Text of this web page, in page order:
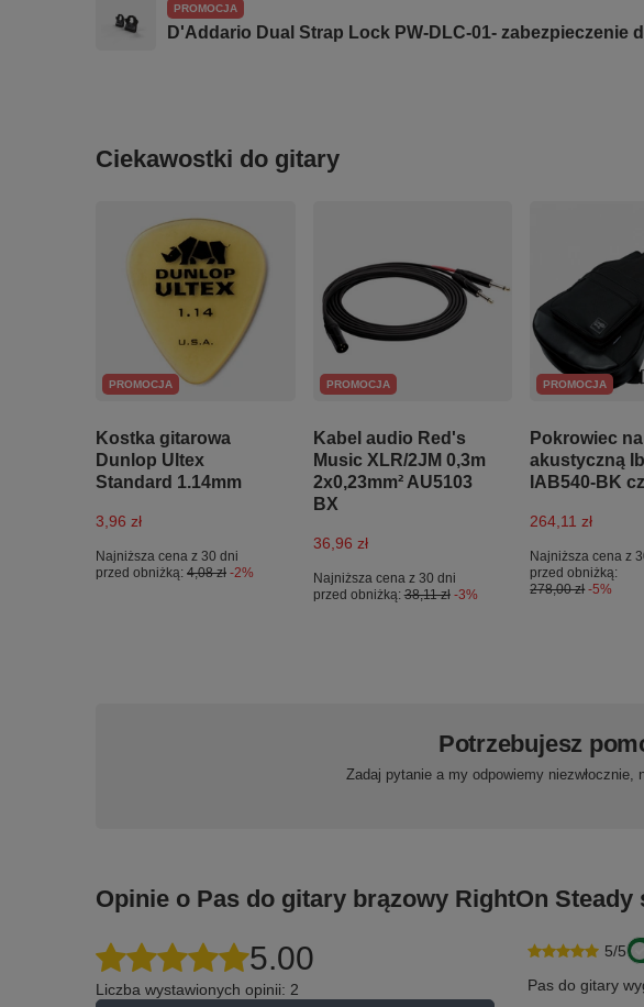
PROMOCJA
D'Addario Dual Strap Lock PW-DLC-01- zabezpieczenie
Ciekawostki do gitary
PROMOCJA
Kostka gitarowa
Dunlop Ultex
Standard 1.14mm
3,96 zł
Najniższa cena z 30 dni
przed obniżką: 4,08 zł -2%
PROMOCJA
Kabel audio Red's
Music XLR/2JM 0,3m
2x0,23mm² AU5103
BX
36,96 zł
Najniższa cena z 30 dni
przed obniżką:38,11 zł -3%
PROMOCJA
Pokrowiec
akustyczną
IAB540-BK
264,11 zł
Najniższa cena z
przed obniżką:
278,00 zł -5%
Potrzebujesz
Zadaj pytanie a my odpowiemy niezwłocznie,
Opinie o Pas do gitary brązowy RightOn
5.00
Liczba wystawionych opinii: 2
5/5
Pas do gitary